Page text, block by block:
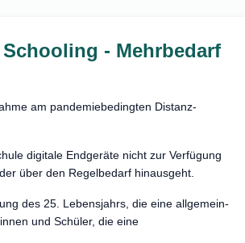
- Mehrbedarf
am pandemiebedingten Distanz-
digitale Endgeräte nicht zur Verfügung
über den Regelbedarf hinausgeht.
des 25. Lebensjahrs, die eine allgemein-
und Schüler, die eine